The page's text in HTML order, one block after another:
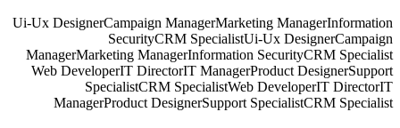
Ui-Ux DesignerCampaign ManagerMarketing ManagerInformation
SecurityCRM SpecialistUi-Ux DesignerCampaign
ManagerMarketing ManagerInformation SecurityCRM Specialist
Web DeveloperIT DirectorIT ManagerProduct DesignerSupport
SpecialistCRM SpecialistWeb DeveloperIT DirectorIT
ManagerProduct DesignerSupport SpecialistCRM Specialist